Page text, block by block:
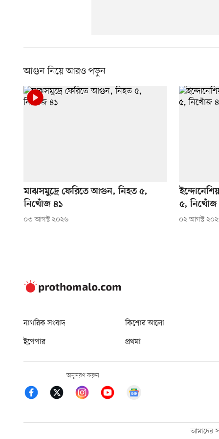
আগুন নিয়ে আরও পড়ুন
মাঝসমুদ্রে ফেরিতে আগুন, নিহত ৫,
নিখোঁজ ৪১
০৩ আগস্ট ২০২৬
৫, নিখোঁজ
০২ আগস্ট
নাগরিক সংবাদ
কিশোর আলো
ইপেপার
প্রথমা
অনুসরণ করুন
আমাদের